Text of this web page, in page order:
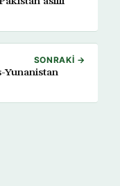
SONRAKI →
Yunanistan